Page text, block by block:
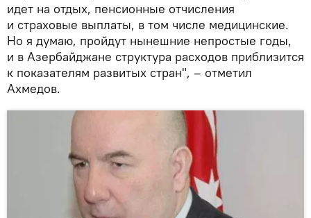
идет на отдых, пенсионные отчисления
и страховые выплаты, в том числе медицинские.
Но я думаю, пройдут нынешние непростые годы,
и в Азербайджане структура расходов приблизится
к показателям развитых стран", – отметил
Ахмедов.